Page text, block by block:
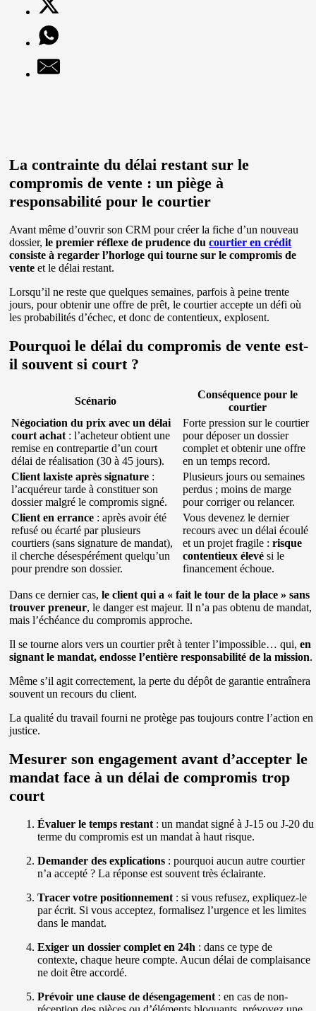
La contrainte du délai restant sur le
compromis de vente : un piège à
responsabilité pour le courtier
Avant même d’ouvrir son CRM pour créer la fiche d’un nouveau
dossier,le premier réflexe de prudence ducourtier en crédit
consiste à regarder l’horloge qui tourne sur le compromis de
venteet le délai restant.
Lorsqu’il ne reste que quelques semaines, parfois à peine trente
jours, pour obtenir une offre de prêt, le courtier accepte un défi où
les probabilités d’échec, et donc de contentieux, explosent.
Pourquoi le délai du compromis de vente est-
il souvent si court ?
Scénario
Conséquence pour le
courtier
Négociation du prix avec un délai
court achat : l’acheteur obtient une
remise en contrepartie d’un court
délai de réalisation (30 à 45 jours).
Forte pression sur le courtier
pour déposer un dossier
complet et obtenir une offre
en un temps record.
Client laxiste après signature :
l’acquéreur tarde à constituer son
dossier malgré le compromis signé.
Plusieurs jours ou semaines
perdus ; moins de marge
pour corriger ou relancer.
Client en errance : après avoir été
refusé ou écarté par plusieurs
courtiers (sans signature de mandat),
il cherche désespérément quelqu’un
pour prendre son dossier.
Vous devenez le dernier
recours avec un délai écoulé
et un projet fragile :risque
contentieux élevé si le
financement échoue.
Dans ce dernier cas,le client qui a « fait le tour de la place » sans
trouver preneur, le danger est majeur. Il n’a pas obtenu de mandat,
mais l’échéance du compromis approche.
Il se tourne alors vers un courtier prêt à tenter l’impossible… qui,en
signant le mandat, endosse l’entière responsabilité de la mission.
Même s’il agit correctement, la perte du dépôt de garantie entraînera
souvent un recours du client.
La qualité du travail fourni ne protège pas toujours contre l’action en
justice.
Mesurer son engagement avant d’accepter le
mandat face à un délai de compromis trop
court
Évaluer le temps restant : un mandat signé à J-15 ou J-20 du
terme du compromis est un mandat à haut risque.
Demander des explications : pourquoi aucun autre courtier
n’a accepté ? La réponse est souvent très éclairante.
Tracer votre positionnement : si vous refusez, expliquez-le
par écrit. Si vous acceptez, formalisez l’urgence et les limites
dans le mandat.
Exiger un dossier complet en 24h : dans ce type de
contexte, chaque heure compte. Aucun délai de complaisance
ne doit être accordé.
Prévoir une clause de désengagement : en cas de non-